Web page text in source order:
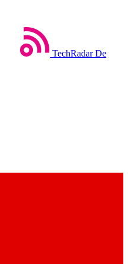
TechRadar De